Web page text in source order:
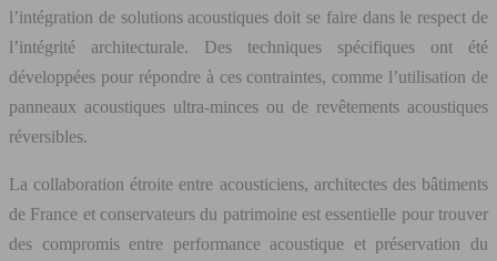
l’intégration de solutions acoustiques doit se faire dans le respect de
l’intégrité architecturale. Des techniques spécifiques ont été
développées pour répondre à ces contraintes, comme l’utilisation de
panneaux acoustiques ultra-minces ou de revêtements acoustiques
réversibles.
La collaboration étroite entre acousticiens, architectes des bâtiments
de France et conservateurs du patrimoine est essentielle pour trouver
des compromis entre performance acoustique et préservation du